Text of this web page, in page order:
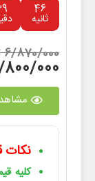
46
ثانیه
6/870/000 تومان
3/800/000
نکات
کلیه